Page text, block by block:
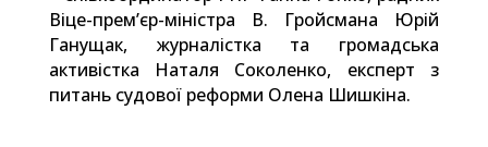
Віце-прем’єр-міністра В. Гройсмана Юрій
Ганущак, журналістка та громадська
активістка Наталя Соколенко, експерт з
питань судової реформи Олена Шишкіна.